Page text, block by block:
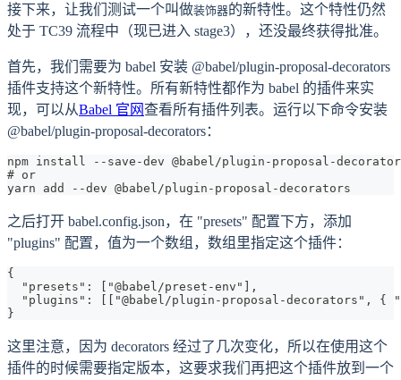
接下来，让我们测试一个叫做装饰器的新特性。这个特性仍然
处于 TC39 流程中（现已进入 stage3），还没最终获得批准。
首先，我们需要为 babel 安装 @babel/plugin-proposal-decorators
插件支持这个新特性。所有新特性都作为 babel 的插件来实
现，可以从Babel 官网查看所有插件列表。运行以下命令安装
@babel/plugin-proposal-decorators：
npm install --save-dev @babel/plugin-proposal-
# or
yarn add --dev @babel/plugin-proposal-decorators
之后打开 babel.config.json，在 "presets" 配置下方，添加
"plugins" 配置，值为一个数组，数组里指定这个插件：
{
  "presets": ["@babel/preset-env"],
"plugins": [["@babel/plugin-proposal-decorators", {
}
这里注意，因为 decorators 经过了几次变化，所以在使用这个
插件的时候需要指定版本，这要求我们再把这个插件放到一个